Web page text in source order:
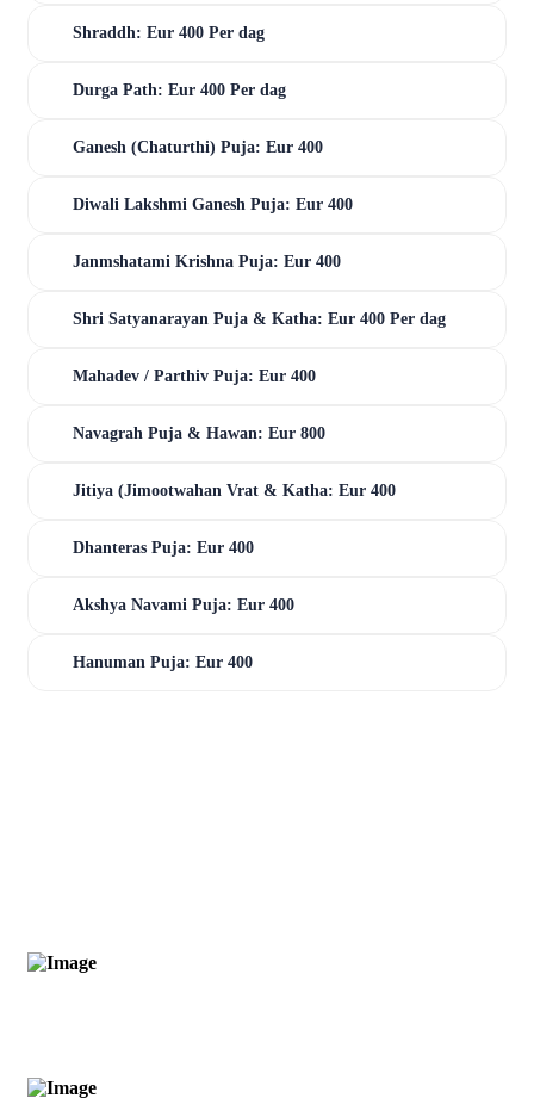
Shraddh: Eur 400 Per dag
Durga Path: Eur 400 Per dag
Ganesh (Chaturthi) Puja: Eur 400
Diwali Lakshmi Ganesh Puja: Eur 400
Janmshatami Krishna Puja: Eur 400
Shri Satyanarayan Puja & Katha: Eur 400 Per dag
Mahadev / Parthiv Puja: Eur 400
Navagrah Puja & Hawan: Eur 800
Jitiya (Jimootwahan Vrat & Katha: Eur 400
Dhanteras Puja: Eur 400
Akshya Navami Puja: Eur 400
Hanuman Puja: Eur 400